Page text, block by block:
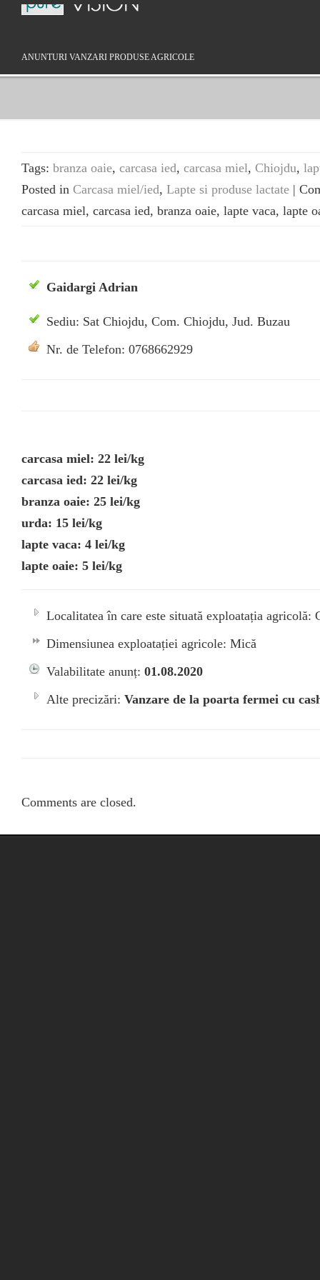
ANUNTURI VANZARI PRODUSE AGRICOLE
Tags: branza oaie, carcasa ied, carcasa miel, Chiojdu,
Posted in Carcasa miel/ied, Lapte si produse lactate |
carcasa miel, carcasa ied, branza oaie, lapte vaca, lapte
Gaidargi Adrian
Sediu: Sat Chiojdu, Com. Chiojdu, Jud. Buzau
Nr. de Telefon: 0768662929
carcasa miel: 22 lei/kg
carcasa ied: 22 lei/kg
branza oaie: 25 lei/kg
urda: 15 lei/kg
lapte vaca: 4 lei/kg
lapte oaie: 5 lei/kg
Localitatea în care este situată exploatația agricolă:
Dimensiunea exploatației agricole: Mică
Valabilitate anunț: 01.08.2020
Alte precizări: Vanzare de la poarta fermei cu
Comments are closed.